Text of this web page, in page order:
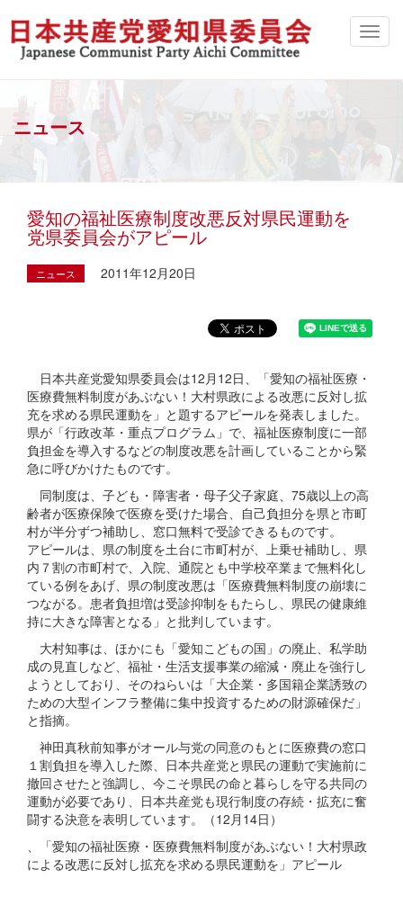
ニュース
愛知の福祉医療制度改悪反対県民運動を
党県委員会がアピール
ニュース 2011年12月20日
日本共産党愛知県委員会は12月12日、「愛知の福祉医療・
医療費無料制度があぶない！大村県政による改悪に反対し拡
充を求める県民運動を」と題するアピールを発表しました。
県が「行政改革・重点プログラム」で、福祉医療制度に一部
負担金を導入するなどの制度改悪を計画していることから緊
急に呼びかけたものです。
同制度は、子ども・障害者・母子父子家庭、75歳以上の高
齢者が医療保険で医療を受けた場合、自己負担分を県と市町
村が半分ずつ補助し、窓口無料で受診できるものです。
アピールは、県の制度を土台に市町村が、上乗せ補助し、県
内７割の市町村で、入院、通院とも中学校卒業まで無料化し
ている例をあげ、県の制度改悪は「医療費無料制度の崩壊に
つながる。患者負担増は受診抑制をもたらし、県民の健康維
持に大きな障害となる」と批判しています。
大村知事は、ほかにも「愛知こどもの国」の廃止、私学助
成の見直しなど、福祉・生活支援事業の縮減・廃止を強行し
ようとしており、そのねらいは「大企業・多国籍企業誘致の
ための大型インフラ整備に集中投資するための財源確保だ」
と指摘。
神田真秋前知事がオール与党の同意のもとに医療費の窓口
１割負担を導入した際、日本共産党と県民の運動で実施前に
撤回させたと強調し、今こそ県民の命と暮らしを守る共同の
運動が必要であり、日本共産党も現行制度の存続・拡充に奮
闘する決意を表明しています。（12月14日）
、「愛知の福祉医療・医療費無料制度があぶない！大村県政
による改悪に反対し拡充を求める県民運動を」アピール